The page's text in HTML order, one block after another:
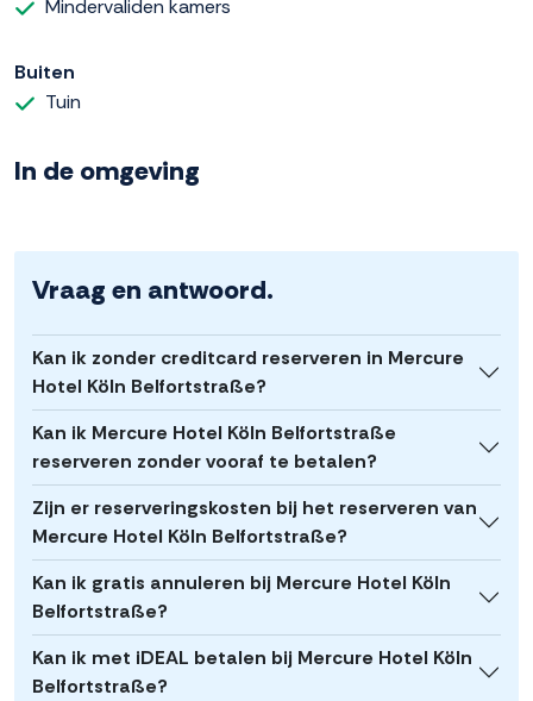
Mindervaliden kamers
Buiten
Tuin
In de omgeving
Vraag en antwoord.
Kan ik zonder creditcard reserveren in Mercure
Hotel Köln Belfortstraße?
Kan ik Mercure Hotel Köln Belfortstraße
reserveren zonder vooraf te betalen?
Zijn er reserveringskosten bij het reserveren van
Mercure Hotel Köln Belfortstraße?
Kan ik gratis annuleren bij Mercure Hotel Köln
Belfortstraße?
Kan ik met iDEAL betalen bij Mercure Hotel Köln
Belfortstraße?